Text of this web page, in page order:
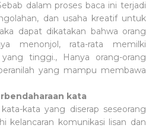
dalam proses baca ini terjadi
dan usaha kreatif untuk
dapat dikatakan bahwa orang
menonjol, rata-rata memilki
tinggi., Hanya orang-orang
yang mampu membawa
kata
kata yang diserap seseorang
kelancaran komunikasi lisan dan